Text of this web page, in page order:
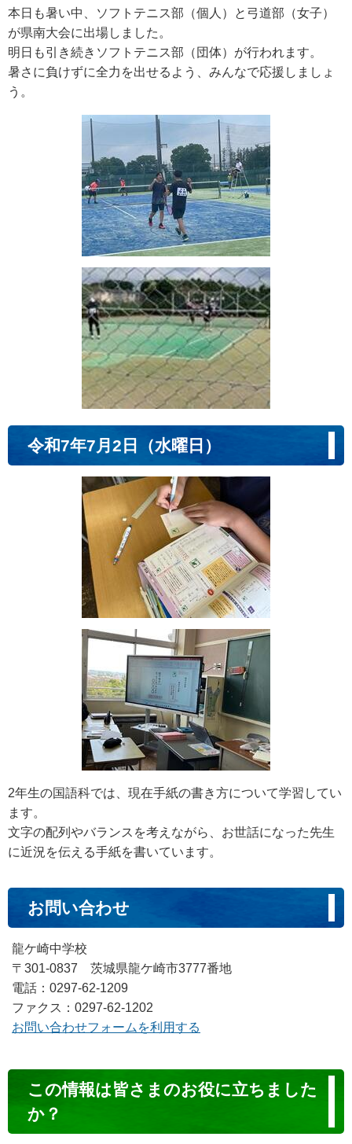
本日も暑い中、ソフトテニス部（個人）と弓道部（女子）
が県南大会に出場しました。
明日も引き続きソフトテニス部（団体）が行われます。
暑さに負けずに全力を出せるよう、みんなで応援しましょ
う。
令和7年7月2日（水曜日）
2年生の国語科では、現在手紙の書き方について学習してい
ます。
文字の配列やバランスを考えながら、お世話になった先生
に近況を伝える手紙を書いています。
お問い合わせ
龍ケ崎中学校
〒301-0837 茨城県龍ケ崎市3777番地
電話：0297-62-1209
ファクス：0297-62-1202
お問い合わせフォームを利用する
ン
この情報は皆さまのお役に立ちました
か？